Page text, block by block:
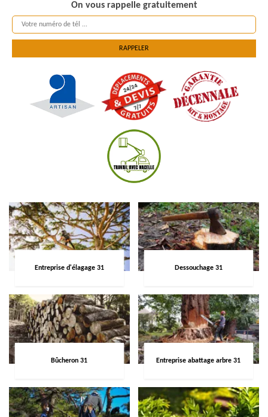
On vous rappelle gratuitement
Entreprise d'élagage 31 Dessouchage 31
Bûcheron 31 Entreprise abattage arbre 31